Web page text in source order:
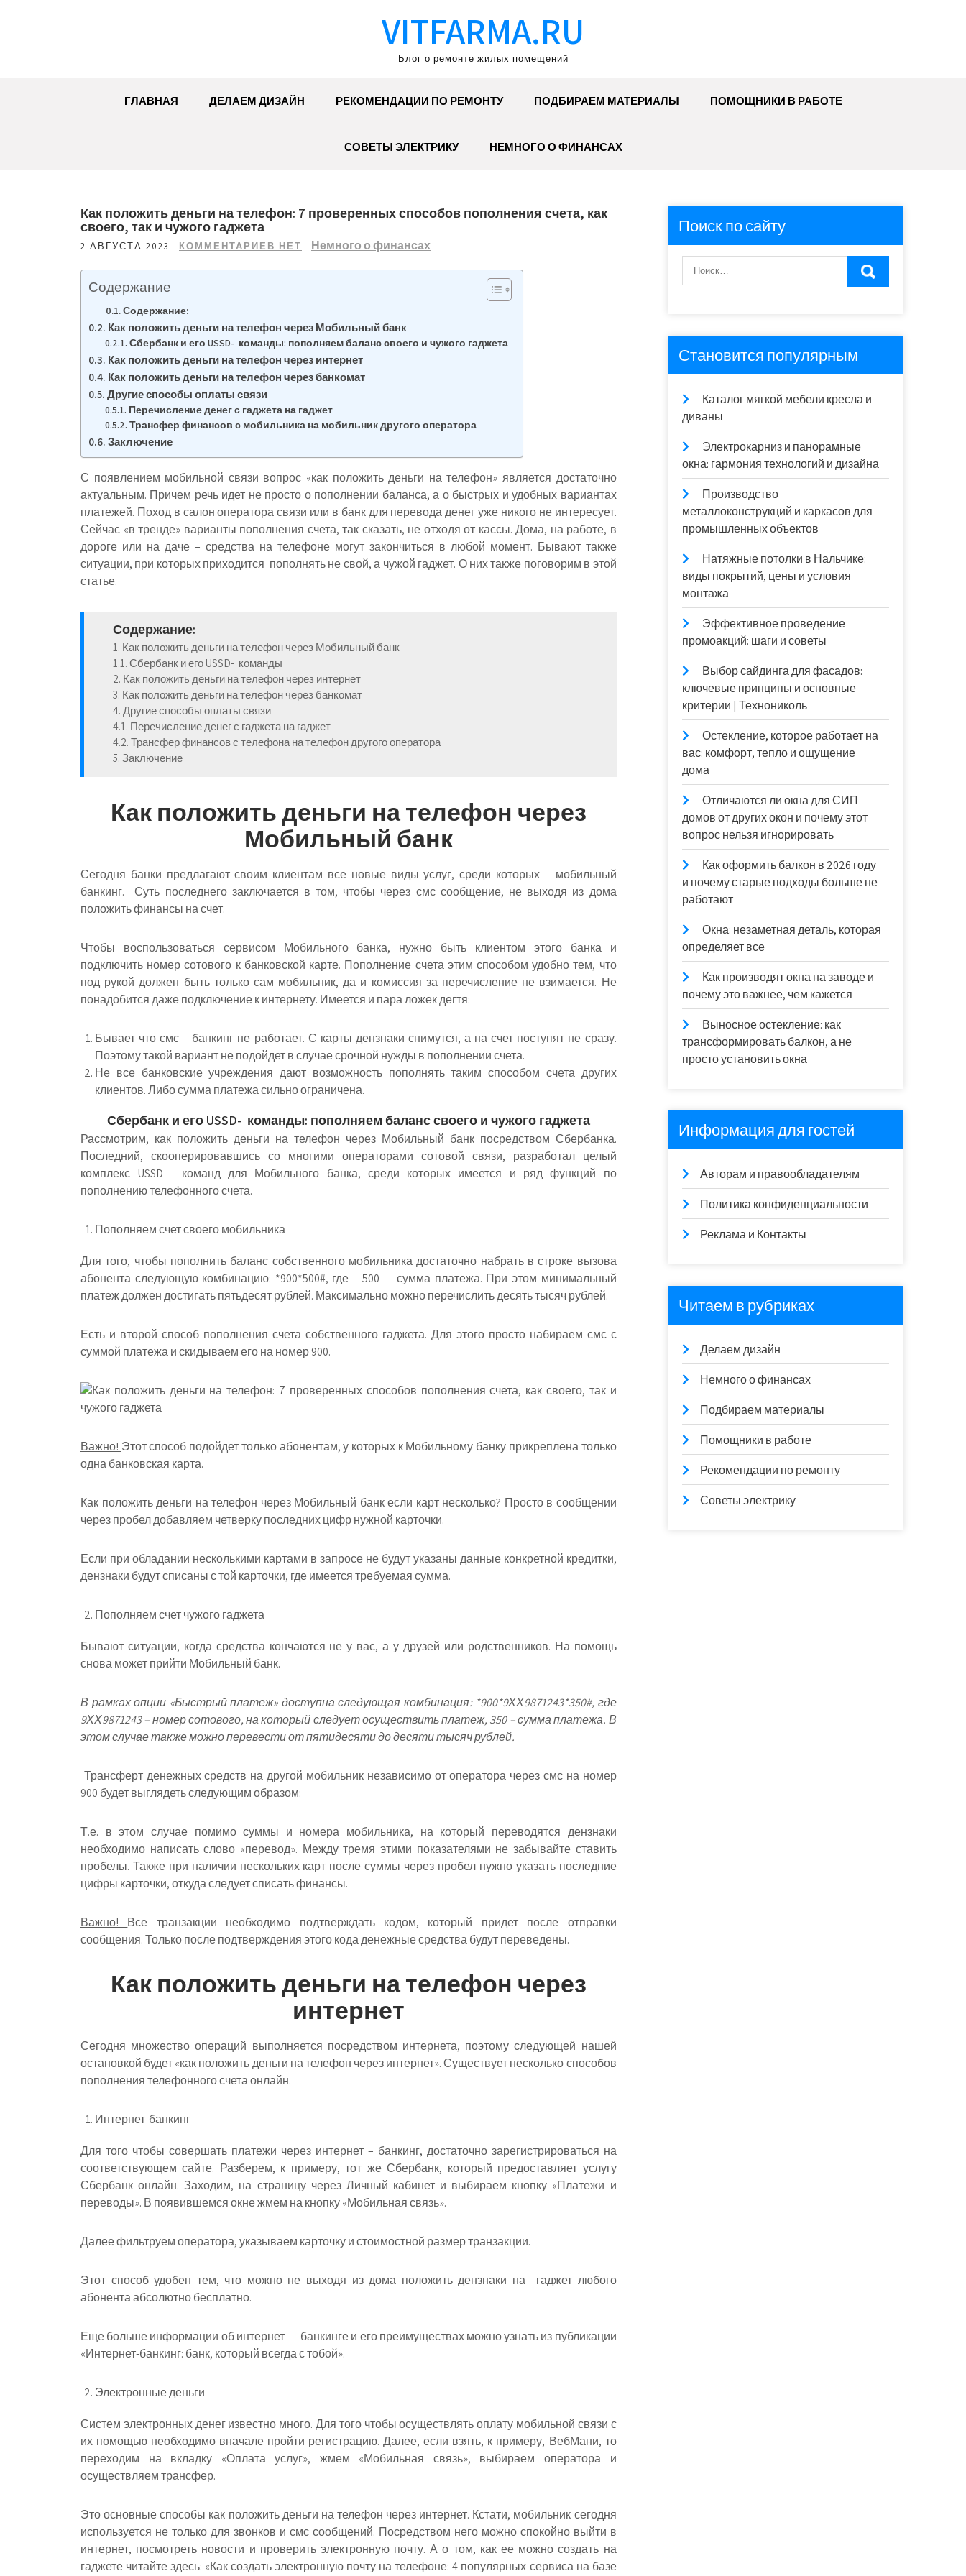
VITFARMA.RU
Блог о ремонте жилых помещений
ГЛАВНАЯ ДЕЛАЕМ ДИЗАЙН РЕКОМЕНДАЦИИ ПО РЕМОНТУ ПОДБИРАЕМ МАТЕРИАЛЫ ПОМОЩНИКИ В РАБОТЕ
СОВЕТЫ ЭЛЕКТРИКУ НЕМНОГО О ФИНАНСАХ
Как положить деньги на телефон: 7 проверенных способов пополнения счета, как
своего, так и чужого гаджета
2 АВГУСТА 2023 КОММЕНТАРИЕВ НЕТ Немного о финансах
Содержание
Содержание:
Как положить деньги на телефон через Мобильный банк
Сбербанк и его USSD- команды: пополняем баланс своего и чужого гаджета
Как положить деньги на телефон через интернет
Как положить деньги на телефон через банкомат
Другие способы оплаты связи
Перечисление денег с гаджета на гаджет
Трансфер финансов с мобильника на мобильник другого оператора
Заключение
С появлением мобильной связи вопрос «как положить деньги на телефон» является достаточно
актуальным. Причем речь идет не просто о пополнении баланса, а о быстрых и удобных вариантах
платежей. Поход в салон оператора связи или в банк для перевода денег уже никого не интересует.
Сейчас «в тренде» варианты пополнения счета, так сказать, не отходя от кассы. Дома, на работе, в
дороге или на даче – средства на телефоне могут закончиться в любой момент. Бывают также
ситуации, при которых приходится пополнять не свой, а чужой гаджет. О них также поговорим в этой
статье.
Содержание:
1. Как положить деньги на телефон через Мобильный банк
1.1. Сбербанк и его USSD- команды
2. Как положить деньги на телефон через интернет
3. Как положить деньги на телефон через банкомат
4. Другие способы оплаты связи
4.1. Перечисление денег с гаджета на гаджет
4.2. Трансфер финансов с телефона на телефон другого оператора
5. Заключение
Как положить деньги на телефон через
Мобильный банк
Сегодня банки предлагают своим клиентам все новые виды услуг, среди которых – мобильный
банкинг. Суть последнего заключается в том, чтобы через смс сообщение, не выходя из дома
положить финансы на счет.
Чтобы воспользоваться сервисом Мобильного банка, нужно быть клиентом этого банка и
подключить номер сотового к банковской карте. Пополнение счета этим способом удобно тем, что
под рукой должен быть только сам мобильник, да и комиссия за перечисление не взимается. Не
понадобится даже подключение к интернету. Имеется и пара ложек дегтя:
Бывает что смс – банкинг не работает. С карты дензнаки снимутся, а на счет поступят не сразу.
Поэтому такой вариант не подойдет в случае срочной нужды в пополнении счета.
Не все банковские учреждения дают возможность пополнять таким способом счета других
клиентов. Либо сумма платежа сильно ограничена.
Сбербанк и его USSD- команды: пополняем баланс своего и чужого гаджета
Рассмотрим, как положить деньги на телефон через Мобильный банк посредством Сбербанка.
Последний, скооперировавшись со многими операторами сотовой связи, разработал целый
комплекс USSD- команд для Мобильного банка, среди которых имеется и ряд функций по
пополнению телефонного счета.
Пополняем счет своего мобильника
Для того, чтобы пополнить баланс собственного мобильника достаточно набрать в строке вызова
абонента следующую комбинацию: *900*500#, где – 500 — сумма платежа. При этом минимальный
платеж должен достигать пятьдесят рублей. Максимально можно перечислить десять тысяч рублей.
Есть и второй способ пополнения счета собственного гаджета. Для этого просто набираем смс с
суммой платежа и скидываем его на номер 900.
Важно! Этот способ подойдет только абонентам, у которых к Мобильному банку прикреплена только
одна банковская карта.
Как положить деньги на телефон через Мобильный банк если карт несколько? Просто в сообщении
через пробел добавляем четверку последних цифр нужной карточки.
Если при обладании несколькими картами в запросе не будут указаны данные конкретной кредитки,
дензнаки будут списаны с той карточки, где имеется требуемая сумма.
Пополняем счет чужого гаджета
Бывают ситуации, когда средства кончаются не у вас, а у друзей или родственников. На помощь
снова может прийти Мобильный банк.
В рамках опции «Быстрый платеж» доступна следующая комбинация: *900*9ХХ9871243*350#, где
9ХХ9871243 – номер сотового, на который следует осуществить платеж, 350 – сумма платежа. В
этом случае также можно перевести от пятидесяти до десяти тысяч рублей.
Трансферт денежных средств на другой мобильник независимо от оператора через смс на номер
900 будет выглядеть следующим образом:
Т.е. в этом случае помимо суммы и номера мобильника, на который переводятся дензнаки
необходимо написать слово «перевод». Между тремя этими показателями не забывайте ставить
пробелы. Также при наличии нескольких карт после суммы через пробел нужно указать последние
цифры карточки, откуда следует списать финансы.
Важно! Все транзакции необходимо подтверждать кодом, который придет после отправки
сообщения. Только после подтверждения этого кода денежные средства будут переведены.
Как положить деньги на телефон через
интернет
Сегодня множество операций выполняется посредством интернета, поэтому следующей нашей
остановкой будет «как положить деньги на телефон через интернет». Существует несколько способов
пополнения телефонного счета онлайн.
Интернет-банкинг
Для того чтобы совершать платежи через интернет – банкинг, достаточно зарегистрироваться на
соответствующем сайте. Разберем, к примеру, тот же Сбербанк, который предоставляет услугу
Сбербанк онлайн. Заходим, на страницу через Личный кабинет и выбираем кнопку «Платежи и
переводы». В появившемся окне жмем на кнопку «Мобильная связь».
Далее фильтруем оператора, указываем карточку и стоимостной размер транзакции.
Этот способ удобен тем, что можно не выходя из дома положить дензнаки на гаджет любого
абонента абсолютно бесплатно.
Еще больше информации об интернет — банкинге и его преимуществах можно узнать из публикации
«Интернет-банкинг: банк, который всегда с тобой».
Электронные деньги
Систем электронных денег известно много. Для того чтобы осуществлять оплату мобильной связи с
их помощью необходимо вначале пройти регистрацию. Далее, если взять, к примеру, ВебМани, то
переходим на вкладку «Оплата услуг», жмем «Мобильная связь», выбираем оператора и
осуществляем трансфер.
Это основные способы как положить деньги на телефон через интернет. Кстати, мобильник сегодня
используется не только для звонков и смс сообщений. Посредством него можно спокойно выйти в
интернет, посмотреть новости и проверить электронную почту. А о том, как ее можно создать на
гаджете читайте здесь: «Как создать электронную почту на телефоне: 4 популярных сервиса на базе
Поиск по сайту
Становится популярным
Каталог мягкой мебели кресла и
диваны
Электрокарниз и панорамные
окна: гармония технологий и дизайна
Производство
металлоконструкций и каркасов для
промышленных объектов
Натяжные потолки в Нальчике:
виды покрытий, цены и условия
монтажа
Эффективное проведение
промоакций: шаги и советы
Выбор сайдинга для фасадов:
ключевые принципы и основные
критерии | Технониколь
Остекление, которое работает на
вас: комфорт, тепло и ощущение
дома
Отличаются ли окна для СИП-
домов от других окон и почему этот
вопрос нельзя игнорировать
Как оформить балкон в 2026 году
и почему старые подходы больше не
работают
Окна: незаметная деталь, которая
определяет все
Как производят окна на заводе и
почему это важнее, чем кажется
Выносное остекление: как
трансформировать балкон, а не
просто установить окна
Информация для гостей
Авторам и правообладателям
Политика конфиденциальности
Реклама и Контакты
Читаем в рубриках
Делаем дизайн
Немного о финансах
Подбираем материалы
Помощники в работе
Рекомендации по ремонту
Советы электрику